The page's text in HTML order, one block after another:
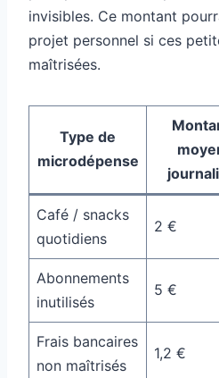
invisibles. Ce montant
projet personnel si ces
maîtrisées.
Type de
microdépense
Café / snacks
quotidiens
2 €
Abonnements
inutilisés
5 €
Frais bancaires
non maîtrisés
1,2 €